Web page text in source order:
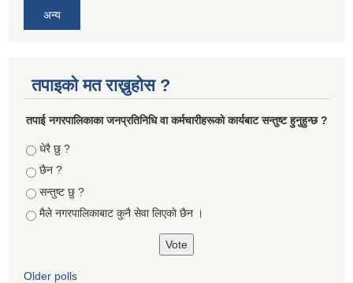
अन्य
तपाइको मत राख्नुहोस ?
तपा‌ई नगरपालिकाका जनप्रतिनिधि वा कर्मचारीहरूकाे कार्यबाट सन्तुष्ट हुनुहुन्छ ?
Choices
धेरै छु ?
छैन ?
सन्तुष्ट छु ?
मैले नगरपालिकाबाट कुनै सेवा लिएकाे छैन ।
Older polls